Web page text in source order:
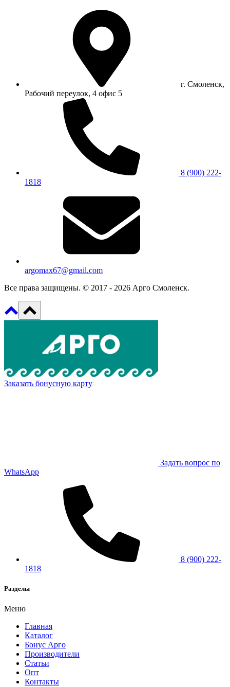
г. Смоленск,
Рабочий переулок, 4 офис 5
8 (900) 222-
1818
argomax67@gmail.com
Все права защищены. © 2017 - 2026 Арго Смоленск.
Заказать бонусную карту
Задать вопрос по
WhatsApp
8 (900) 222-
1818
Разделы
Меню
Главная
Каталог
Бонус Арго
Производители
Статьи
Опт
Контакты